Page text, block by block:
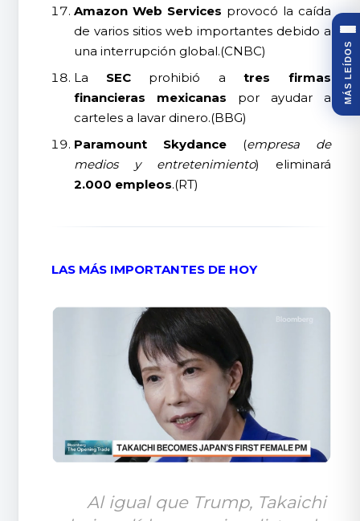
Amazon Web Services provocó la caída
de varios sitios web importantes debido a
una interrupción global.(CNBC)
La SECprohibió atres firmas
financieras mexicanas por ayudar a
carteles a lavar dinero.(BBG)
Paramount Skydance(empresa de
medios y entretenimiento) eliminará
2.000 empleos.(RT)
LAS MÁS IMPORTANTES DE HOY
Al igual que Trump, Takaichi
MÁS LEÍDOS